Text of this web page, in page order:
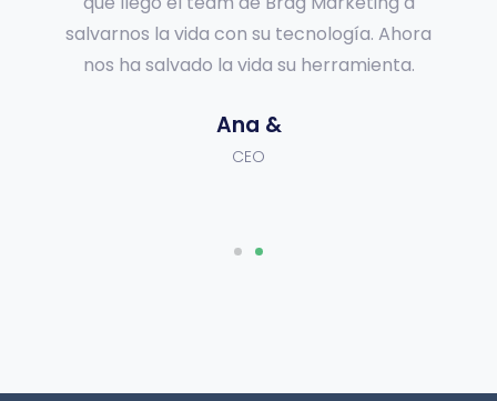
salvarnos la vida con su tecnología. Ahora
nos ha salvado la vida su herramienta.
Ana &
CEO